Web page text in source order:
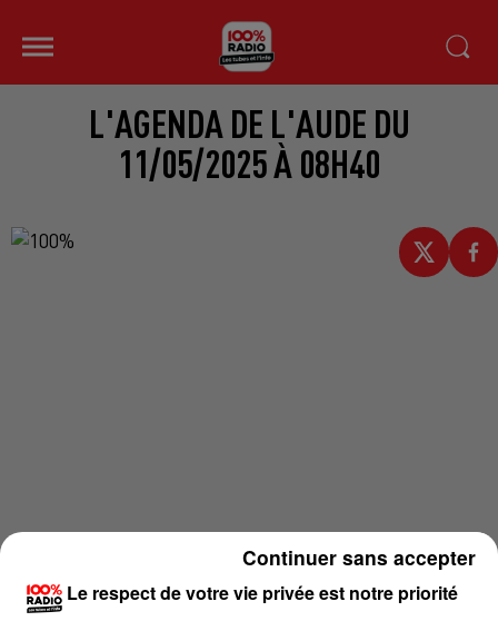
L'AGENDA DE L'AUDE DU
11/05/2025 À 08H40
Le respect de votre vie privée est notre priorité
Continuer sans accepter